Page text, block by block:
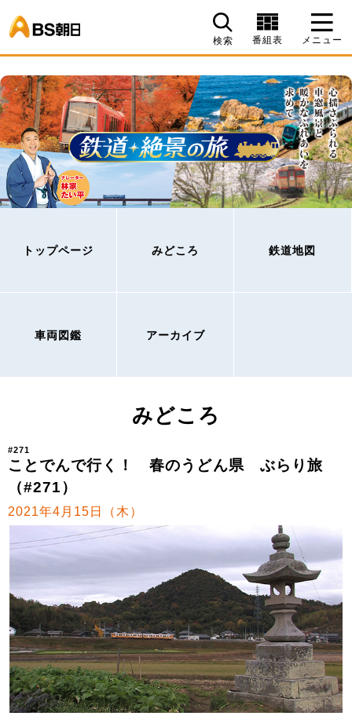
検索 番組表 メニュー
トップページ みどころ 鉄道地図
車両図鑑 アーカイブ
みどころ
#271
ことでんで行く！ 春のうどん県 ぶらり旅
（#271）
2021年4月15日（木）